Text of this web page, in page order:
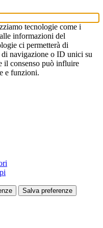
tecnologie come i
informazioni del
ci permetterà di
navigazione o ID unici su
il consenso può influire
e funzioni.
Salva preferenze